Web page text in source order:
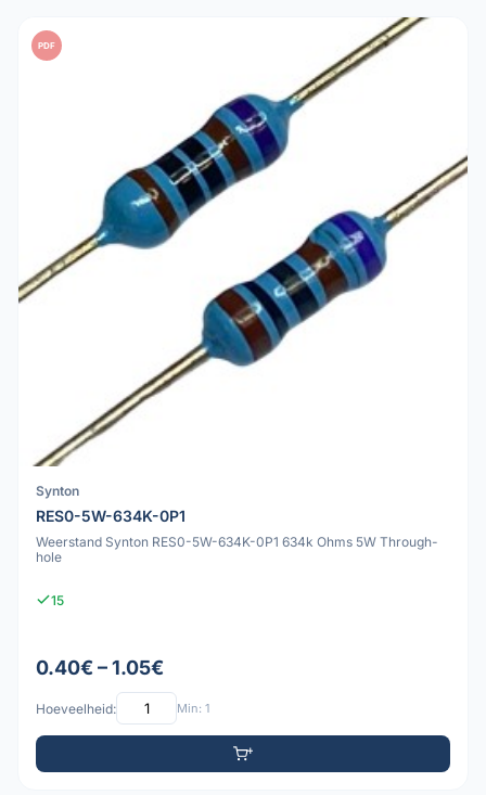
PDF
Synton
RES0-5W-634K-0P1
Weerstand Synton RES0-5W-634K-0P1 634k Ohms 5W Through-
hole
15
0.40€ – 1.05€
Hoeveelheid: Min: 1